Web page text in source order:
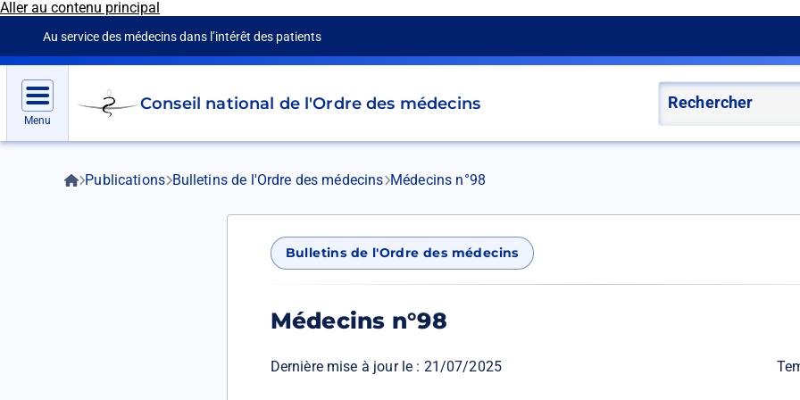
Aller au contenu principal
Au service des médecins dans l’intérêt des patients
Menu
to
Conseil national de l'Ordre des médecins
Fil Accueil
Publications Bulletins de l'Ordre des médecins Médecins n°98
Bulletins de l'Ordre des médecins
Médecins n°98
Dernière mise à jour le : 21/07/2025
Panneau de gestion des cookies